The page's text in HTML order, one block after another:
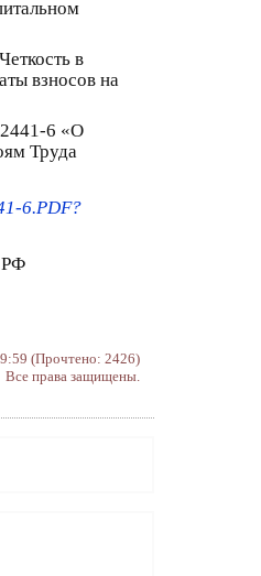
в
взносов на
6 «О
Труда
6.PDF?
РФ
(Прочтено: 2426)
права защищены.